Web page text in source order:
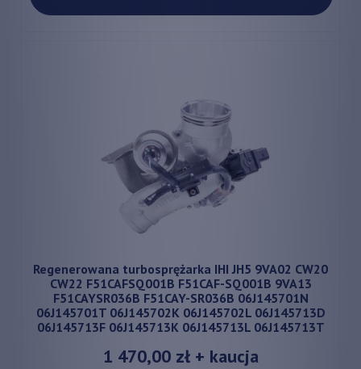
Regenerowana turbosprężarka IHI JH5 9VA02 CW20
CW22 F51CAFSQ001B F51CAF-SQ001B 9VA13
F51CAYSR036B F51CAY-SR036B 06J145701N
06J145701T 06J145702K 06J145702L 06J145713D
06J145713F 06J145713K 06J145713L 06J145713T
1 470,00 zł+ kaucja